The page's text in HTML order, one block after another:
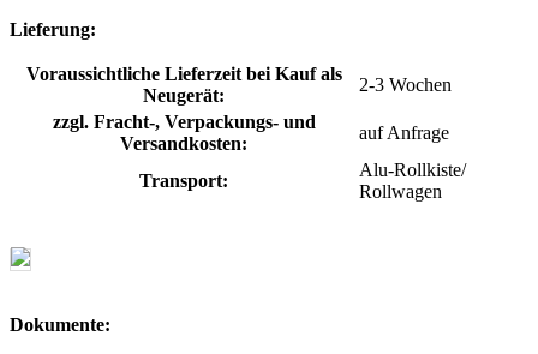
Lieferung:
Voraussichtliche Lieferzeit bei Kauf als
Neugerät:
2-3 Wochen
zzgl. Fracht-, Verpackungs- und
Versandkosten:
auf Anfrage
Transport:
Alu-Rollkiste/
Rollwagen
Dokumente: